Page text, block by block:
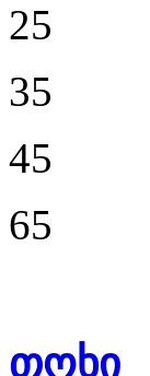
25
35
45
65
თოხი